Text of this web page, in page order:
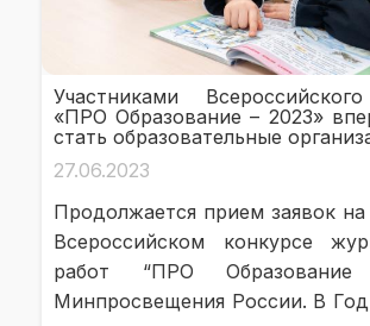
Участниками
«ПРО Образование – 2023»
стать образовательные
27.06.2023
Продолжается прием заявок на
Всероссийском конкурсе
работ “ПРО
Минпросвещения России. В Год